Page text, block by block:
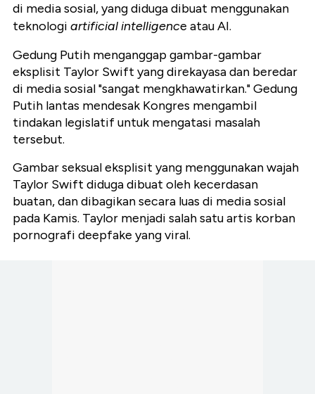
di media sosial, yang diduga dibuat menggunakan
teknologi artificial intelligence atau AI.
Gedung Putih menganggap gambar-gambar
eksplisit Taylor Swift yang direkayasa dan beredar
di media sosial "sangat mengkhawatirkan." Gedung
Putih lantas mendesak Kongres mengambil
tindakan legislatif untuk mengatasi masalah
tersebut.
Gambar seksual eksplisit yang menggunakan wajah
Taylor Swift diduga dibuat oleh kecerdasan
buatan, dan dibagikan secara luas di media sosial
pada Kamis. Taylor menjadi salah satu artis korban
pornografi deepfake yang viral.